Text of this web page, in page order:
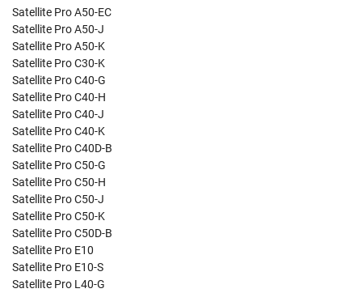
Satellite Pro A50-EC
Satellite Pro A50-J
Satellite Pro A50-K
Satellite Pro C30-K
Satellite Pro C40-G
Satellite Pro C40-H
Satellite Pro C40-J
Satellite Pro C40-K
Satellite Pro C40D-B
Satellite Pro C50-G
Satellite Pro C50-H
Satellite Pro C50-J
Satellite Pro C50-K
Satellite Pro C50D-B
Satellite Pro E10
Satellite Pro E10-S
Satellite Pro L40-G